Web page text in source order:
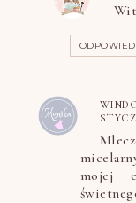
mojej